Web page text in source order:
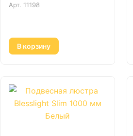
Арт. 11198
В корзину